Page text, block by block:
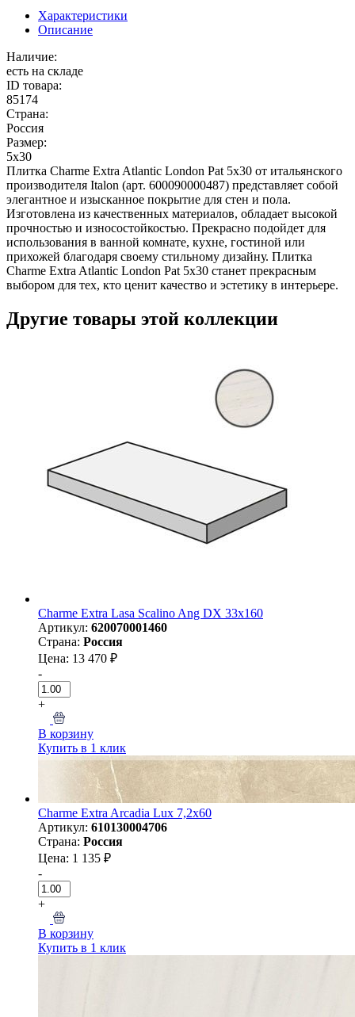
Характеристики
Описание
Наличие:
есть на складе
ID товара:
85174
Страна:
Россия
Размер:
5x30
Плитка Charme Extra Atlantic London Pat 5x30 от итальянского
производителя Italon (арт. 600090000487) представляет собой
элегантное и изысканное покрытие для стен и пола.
Изготовлена из качественных материалов, обладает высокой
прочностью и износостойкостью. Прекрасно подойдет для
использования в ванной комнате, кухне, гостиной или
прихожей благодаря своему стильному дизайну. Плитка
Charme Extra Atlantic London Pat 5x30 станет прекрасным
выбором для тех, кто ценит качество и эстетику в интерьере.
Другие товары этой коллекции
Charme Extra Lasa Scalino Ang DX 33х160
Артикул: 620070001460
Страна: Россия
Цена: 13 470 ₽
-
+
В корзину
Купить в 1 клик
Charme Extra Arcadia Lux 7,2x60
Артикул: 610130004706
Страна: Россия
Цена: 1 135 ₽
-
+
В корзину
Купить в 1 клик